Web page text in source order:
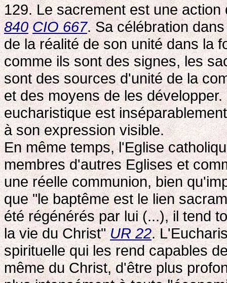
129. Le sacrement est une
840 CIO 667. Sa célébration
de la réalité de son unité dans la
comme ils sont des signes, les
sont des sources d'unité de la
et des moyens de les
eucharistique est
à son expression visible.
En même temps, l'Eglise
membres d'autres Eglises et
une réelle communion, bien
que "le baptême est le lien
été régénérés par lui (...), il tend
la vie du Christ"UR 22.
spirituelle qui les rend capables
même du Christ, d'être plus